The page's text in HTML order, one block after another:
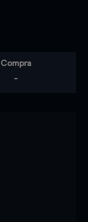
Compra
-